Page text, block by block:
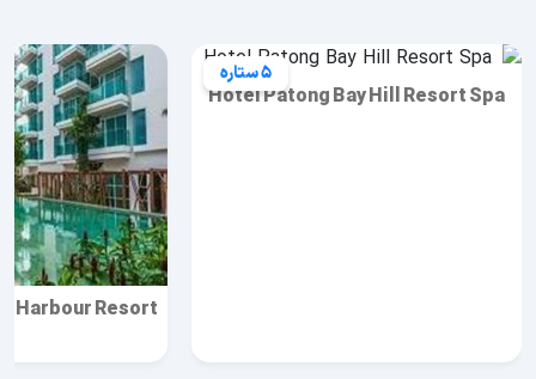
5 ستاره
Hotel Patong Bay Hill Resort Spa
Harbour Resort